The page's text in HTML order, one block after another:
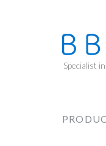
Specialist